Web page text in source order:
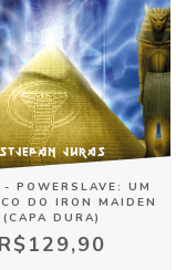
POWERSLAVE: UM
DO IRON MAIDEN
(CAPA DURA)
R$129,90